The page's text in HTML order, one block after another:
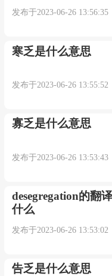
发布于2023-06-26
寒乏是什么意思
发布于2023-06-26
寡乏是什么意思
发布于2023-06-26
desegregation的翻
什么
发布于2023-06-26
告乏是什么意思